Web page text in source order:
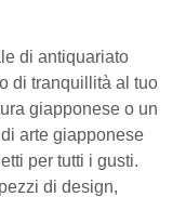
di antiquariato
di tranquillità al tuo
giapponese o un
arte giapponese
per tutti i gusti.
di design,